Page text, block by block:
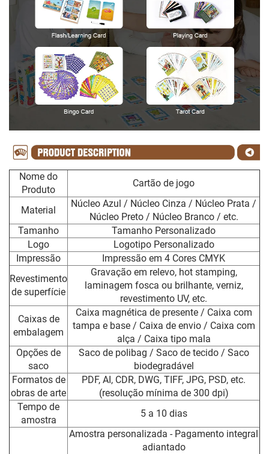
Nome do
Produto
Cartão de jogo
Material
Núcleo Azul / Núcleo Cinza / Núcleo Prata /
Núcleo Preto / Núcleo Branco / etc.
Tamanho
Tamanho Personalizado
Logo
Logotipo Personalizado
Impressão
Impressão em 4 Cores CMYK
Revestimento
de superfície
Gravação em relevo, hot stamping,
laminagem fosca ou brilhante, verniz,
revestimento UV, etc.
Caixas de
embalagem
Caixa magnética de presente / Caixa com
tampa e base / Caixa de envio / Caixa com
alça / Caixa tipo mala
Opções de
saco
Saco de polibag / Saco de tecido / Saco
biodegradável
Formatos de
obras de arte
PDF, AI, CDR, DWG, TIFF, JPG, PSD, etc.
(resolução mínima de 300 dpi)
Tempo de
amostra
5 a 10 dias
Amostra personalizada - Pagamento integral
adiantado